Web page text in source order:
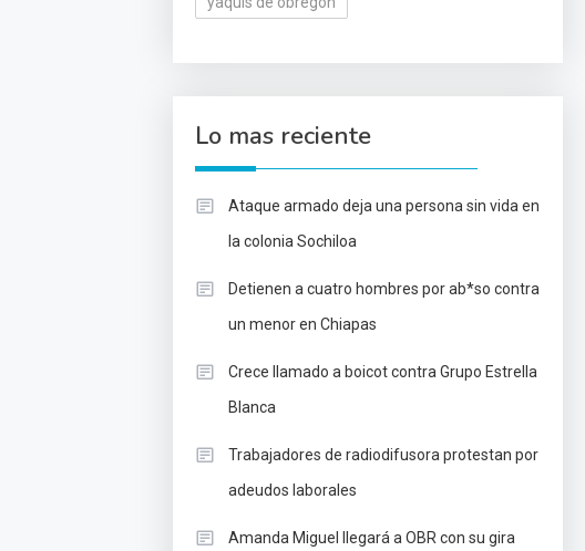
Lo mas reciente
Ataque armado deja una persona sin vida en
la colonia Sochiloa
Detienen a cuatro hombres por ab*so contra
un menor en Chiapas
Crece llamado a boicot contra Grupo Estrella
Blanca
Trabajadores de radiodifusora protestan por
adeudos laborales
Amanda Miguel llegará a OBR con su gira